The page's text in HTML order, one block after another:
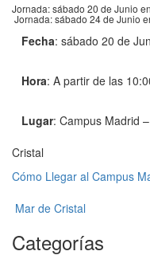
Jornada: sábado 20 de
Jornada: sábado 24 de Junio
Fecha:
Hora: A
Lugar: Campus
Cristal
Cómo Llegar al Campus
Mar de Cristal
Categorías